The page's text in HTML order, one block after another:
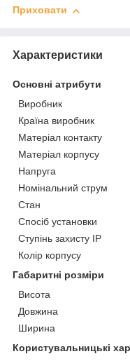
Приховати
Характеристики
Основні атрибути
Виробник
Країна виробник
Матеріал контакту
Матеріал корпусу
Напруга
Номінальний струм
Стан
Спосіб установки
Ступінь захисту IP
Колір корпусу
Габаритні розміри
Висота
Довжина
Ширина
Користувальницькі